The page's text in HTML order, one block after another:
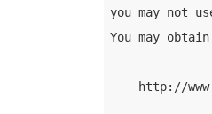
you may not
You may
http://